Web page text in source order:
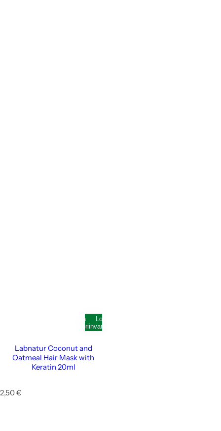
Lisää
ostoskoriin
Loppunut
varastosta
Labnatur Coconut and
Oatmeal Hair Mask with
Keratin 20ml
N
2,50 €